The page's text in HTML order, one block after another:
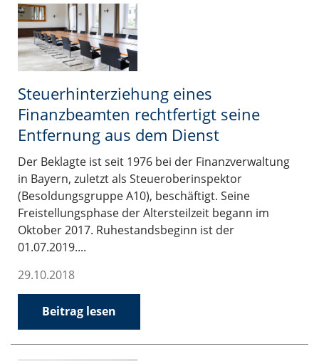
Steuerhinterziehung eines
Finanzbeamten rechtfertigt seine
Entfernung aus dem Dienst
Der Beklagte ist seit 1976 bei der Finanzverwaltung
in Bayern, zuletzt als Steueroberinspektor
(Besoldungsgruppe A10), beschäftigt. Seine
Freistellungsphase der Altersteilzeit begann im
Oktober 2017. Ruhestandsbeginn ist der
01.07.2019....
29.10.2018
Beitrag lesen